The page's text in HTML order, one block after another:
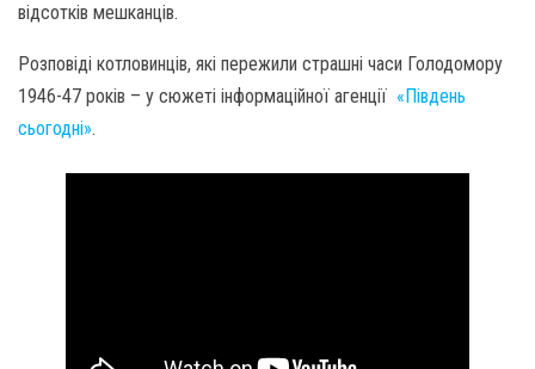
відсотків мешканців.
Розповіді котловинців, які пережили страшні часи Голодомору
1946-47 років – у сюжеті інформаційної агенції «Південь
сьогодні».